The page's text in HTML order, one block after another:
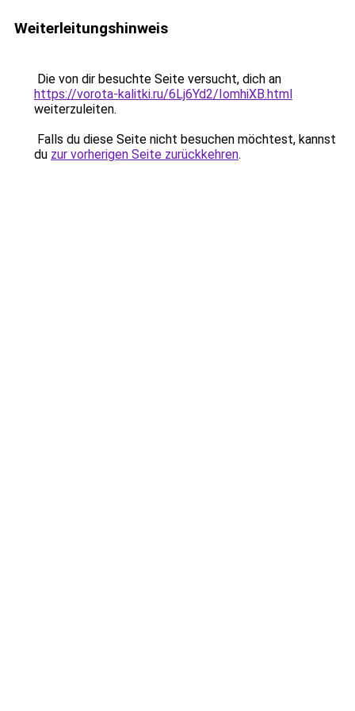
Weiterleitungshinweis
Die von dir besuchte Seite versucht, dich an
https://vorota-kalitki.ru/6Lj6Yd2/IomhiXB.html
weiterzuleiten.
Falls du diese Seite nicht besuchen möchtest, kannst
du zur vorherigen Seite zurückkehren.